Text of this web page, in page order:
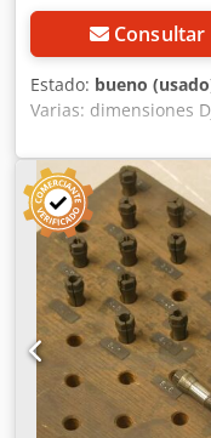
Consultar
Estado: bueno
Varias: dimensiones
mm hasta: Ø 180 mm